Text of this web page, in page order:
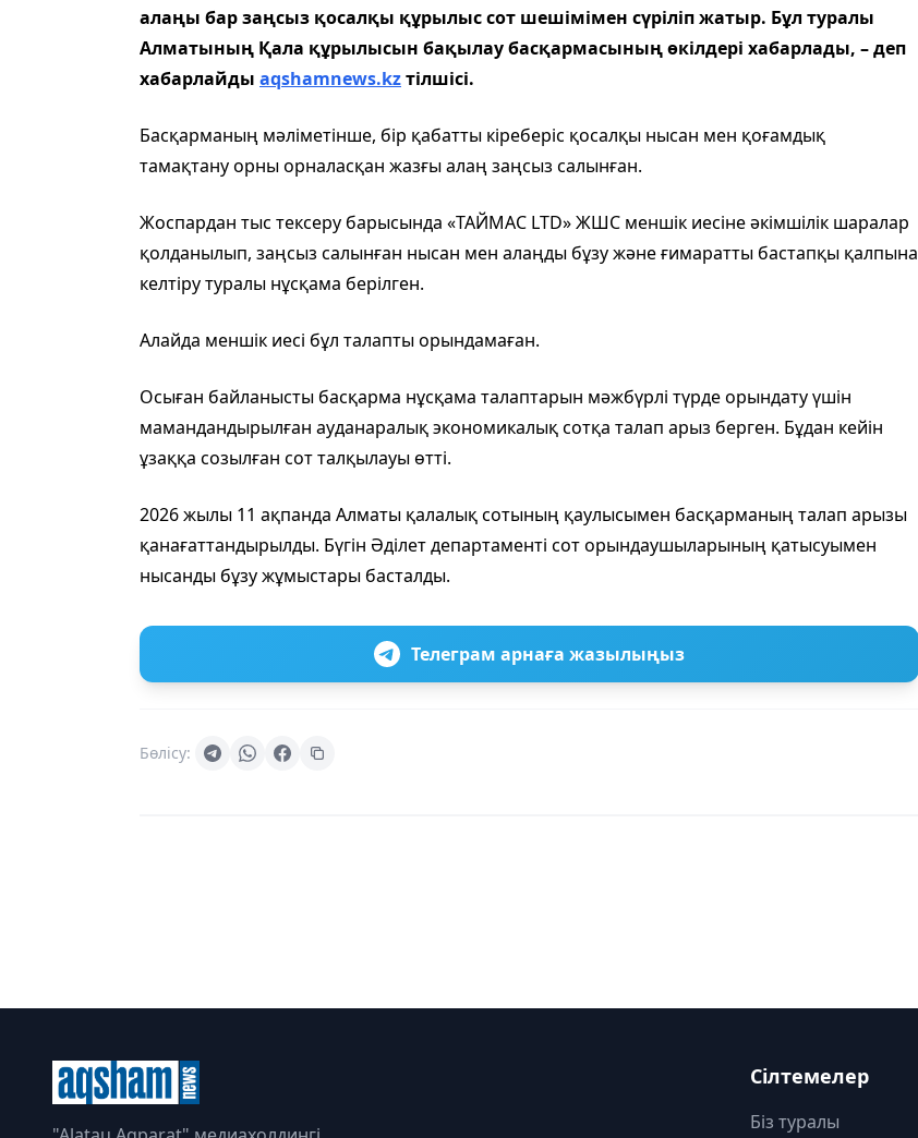
алаңы бар заңсыз қосалқы құрылыс сот шешімімен сүріліп жатыр. Бұл туралы
Алматының Қала құрылысын бақылау басқармасының өкілдері хабарлады, – деп
хабарлайды aqshamnews.kzтілшісі.
Басқарманың мәліметінше, бір қабатты кіреберіс қосалқы нысан мен қоғамдық
тамақтану орны орналасқан жазғы алаң заңсыз салынған.
Жоспардан тыс тексеру барысында «ТАЙМАС LTD» ЖШС меншік иесіне әкімшілік шаралар
қолданылып, заңсыз салынған нысан мен алаңды бұзу және ғимаратты бастапқы қалпына
келтіру туралы нұсқама берілген.
Алайда меншік иесі бұл талапты орындамаған.
Осыған байланысты басқарма нұсқама талаптарын мәжбүрлі түрде орындату үшін
мамандандырылған ауданаралық экономикалық сотқа талап арыз берген. Бұдан кейін
ұзаққа созылған сот талқылауы өтті.
2026 жылы 11 ақпанда Алматы қалалық сотының қаулысымен басқарманың талап арызы
қанағаттандырылды. Бүгін Әділет департаменті сот орындаушыларының қатысуымен
нысанды бұзу жұмыстары басталды.
Телеграм арнаға жазылыңыз
Бөлісу:
Сілтемелер
Біз туралы